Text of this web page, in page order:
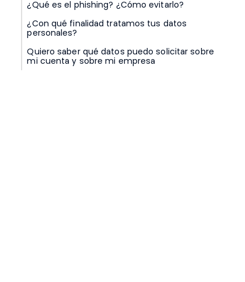
¿Qué es el phishing? ¿Cómo evitarlo?
¿Con qué finalidad tratamos tus datos
personales?
Quiero saber qué datos puedo solicitar sobre
mi cuenta y sobre mi empresa